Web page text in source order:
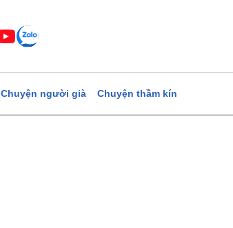
Chuyện người già Chuyện thầm kín